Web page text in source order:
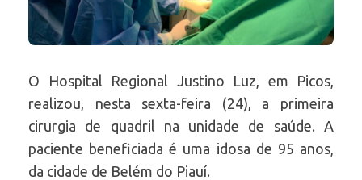
O Hospital Regional Justino Luz, em Picos,
realizou, nesta sexta-feira (24), a primeira
cirurgia de quadril na unidade de saúde. A
paciente beneficiada é uma idosa de 95 anos,
da cidade de Belém do Piauí.